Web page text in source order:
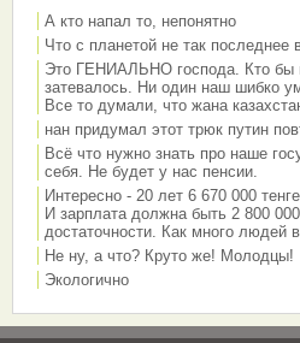
А кто напал то, непонятно
Что с планетой не так
Это ГЕНИАЛЬНО господа. Кто бы
затевалось. Ни один наш шибко
Все то думали, что жана
нан придумал этот трюк путин
Всё что нужно знать про наше
себя. Не будет у нас пенсии.
Интересно - 20 лет 6 670 000
И зарплата должна быть 2 800
достаточности. Как много людей
Не ну, а что? Круто же! Молодцы!
Экологично